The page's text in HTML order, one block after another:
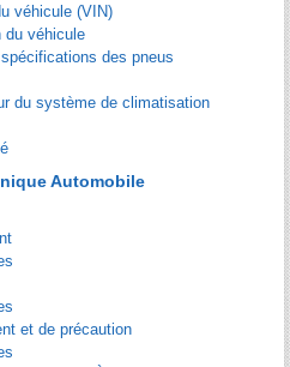
véhicule (VIN)
du véhicule
des pneus
du système de climatisation
Automobile
et de précaution